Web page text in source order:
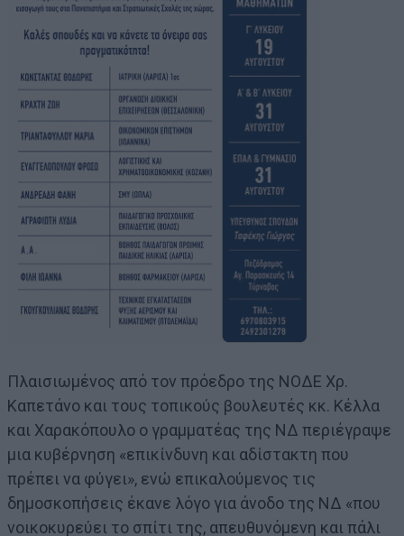
Πλαισιωμένος από τον πρόεδρο της ΝΟΔΕ Χρ.
Καπετάνο και τους τοπικούς βουλευτές κκ. Κέλλα
και Χαρακόπουλο ο γραμματέας της ΝΔ περιέγραψε
μια κυβέρνηση «επικίνδυνη και αδίστακτη που
πρέπει να φύγει», ενώ επικαλούμενος τις
δημοσκοπήσεις έκανε λόγο για άνοδο της ΝΔ «που
νοικοκυρεύει το σπίτι της, απευθυνόμενη και πάλι